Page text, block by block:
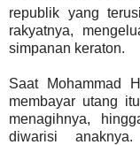
republik yang
rakyatnya,
simpanan keraton.
Saat Mohammad
membayar utang
menagihnya,
diwarisi